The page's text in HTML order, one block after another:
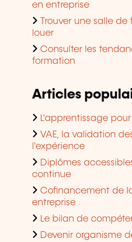
en entreprise
Trouver une salle
louer
Consulter les
formation
Articles
L'apprentissage
VAE, la validation
l'expérience
Diplômes
continue
Cofinancement de
entreprise
Le bilan de
Devenir organisme